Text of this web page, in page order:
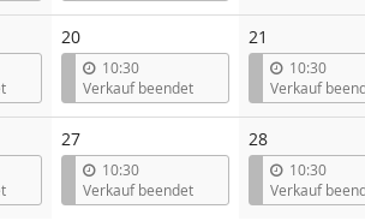
20
10:30
Verkauf beendet
21
10:30
Verkauf
27
10:30
Verkauf beendet
28
10:30
Verkauf